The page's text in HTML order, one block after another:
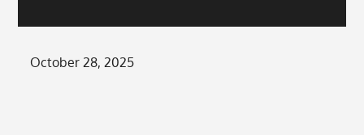
Posted
October 28, 2025